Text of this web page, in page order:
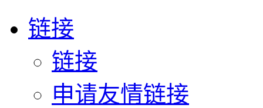
链接
链接
申请友情链接